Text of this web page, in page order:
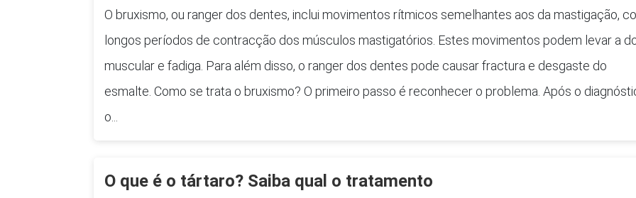
O bruxismo, ou ranger dos dentes, inclui movimentos rítmicos semelhantes aos da mastigação,
longos períodos de contracção dos músculos mastigatórios. Estes movimentos podem levar a
muscular e fadiga. Para além disso, o ranger dos dentes pode causar fractura e desgaste do
esmalte. Como se trata o bruxismo? O primeiro passo é reconhecer o problema. Após o
o...
O que é o tártaro? Saiba qual o tratamento